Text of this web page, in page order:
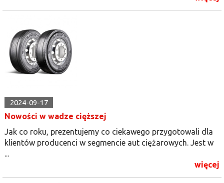
2024-09-17
Nowości w wadze cięższej
Jak co roku, prezentujemy co ciekawego przygotowali dla
klientów producenci w segmencie aut ciężarowych. Jest w
...
więcej